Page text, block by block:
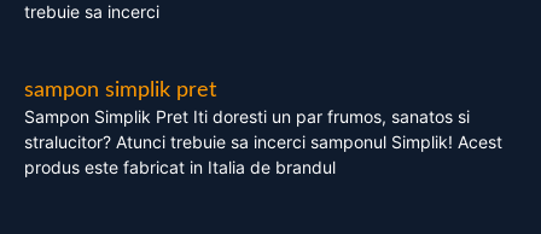
trebuie sa incerci
sampon simplik pret
Sampon Simplik Pret Iti doresti un par frumos, sanatos si
stralucitor? Atunci trebuie sa incerci samponul Simplik! Acest
produs este fabricat in Italia de brandul